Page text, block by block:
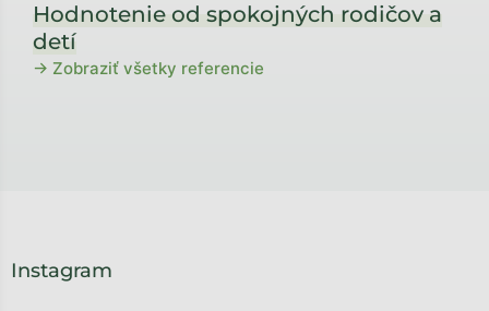
Hodnotenie od spokojných rodičov a
detí
→ Zobraziť všetky referencie
Instagram